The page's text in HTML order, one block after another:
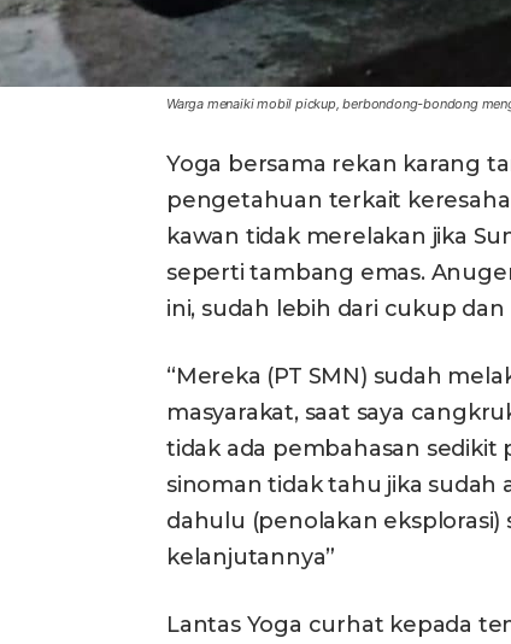
Warga menaiki mobil pickup, berbondong-bondong
Yoga bersama rekan karang
pengetahuan terkait
kawan tidak merelakan jika
seperti tambang emas.
ini, sudah lebih dari cukup
“Mereka (PT SMN) sudah
masyarakat, saat saya
tidak ada pembahasan
sinoman tidak tahu jika sudah
dahulu (penolakan
kelanjutannya”
Lantas Yoga curhat kepada